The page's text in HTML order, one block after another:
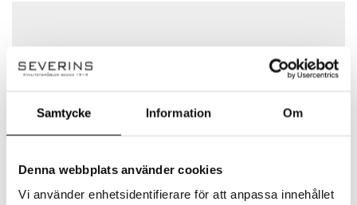
Samtycke Information Om
Denna webbplats använder cookies
Vi använder enhetsidentifierare för att anpassa innehållet